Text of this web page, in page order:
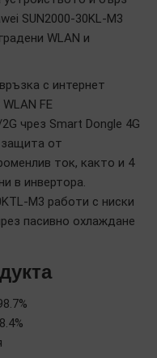
SUN2000-30KL-M3
WLAN и
с интернет
FE
чрез Smart Dongle 4G
защита от
ток, както и 4
в инвертора.
M3 работи с ниски
пасивно охлаждане